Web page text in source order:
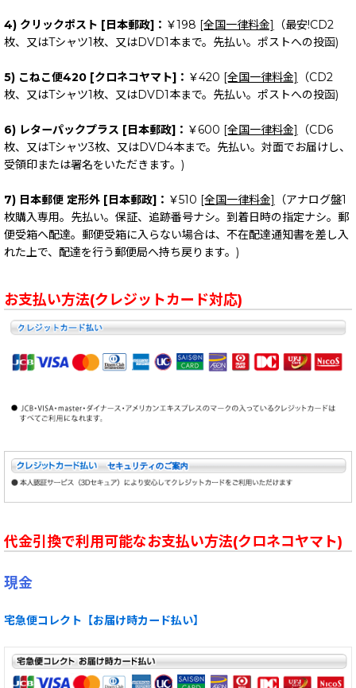
4) クリックポスト [日本郵政]： ￥198 [全国一律料金]
（最安!CD2
枚、又はTシャツ1枚、又はDVD1本まで。先払い。ポストへの投函)
5) こねこ便420 [クロネコヤマト]： ￥420 [全国一律料金]
（CD2
枚、又はTシャツ1枚、又はDVD1本まで。先払い。ポストへの投函)
6) レターパックプラス [日本郵政]： ￥600 [全国一律料金]
（CD6
枚、又はTシャツ3枚、又はDVD4本まで。先払い。対面でお届けし、
受領印または署名をいただきます。)
7) 日本郵便 定形外 [日本郵政]： ￥510 [全国一律料金]
（アナログ盤1
枚購入専用。先払い。保証、追跡番号ナシ。到着日時の指定ナシ。郵
便受箱へ配達。郵便受箱に入らない場合は、不在配達通知書を差し入
れた上で、配達を行う郵便局へ持ち戻ります。)
お支払い方法(クレジットカード対応)
代金引換で利用可能なお支払い方法(クロネコヤマト)
現金
宅急便コレクト【お届け時カード払い】